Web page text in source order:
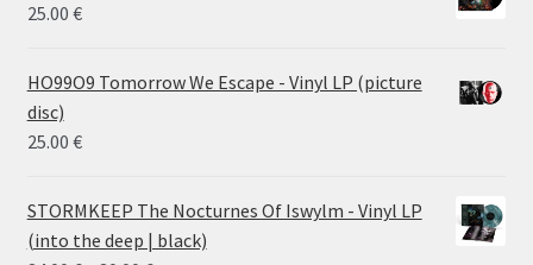
25.00 €
HO99O9 Tomorrow We Escape - Vinyl LP (picture
disc)
25.00 €
STORMKEEP The Nocturnes Of Iswylm - Vinyl LP
(into the deep | black)